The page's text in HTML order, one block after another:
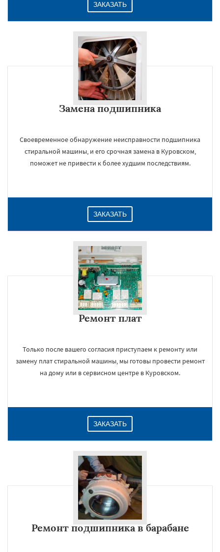
ЗАКАЗАТЬ
Замена подшипника
Своевременное обнаружение неисправности подшипника
стиральной машины, и его срочная замена в Куровском,
поможет не привести к более худшим последствиям.
ЗАКАЗАТЬ
Ремонт плат
Только после вашего согласия приступаем к ремонту или
замену плат стиральной машины, мы готовы провести ремонт
на дому или в сервисном центре в Куровском.
ЗАКАЗАТЬ
Ремонт подшипника в барабане